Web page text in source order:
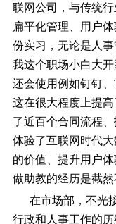
联网公司，与传统
扁平化管理、用户
份实习，无论是人
我这个职场小白大
还会使用例如钉钉、
这在很大程度上提
了近百个合同流程
体验了互联网时代
的价值、提升用户
做助教的经历是截然
在市场部，不光接
行政和人事工作的